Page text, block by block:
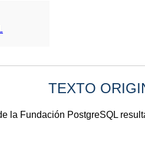
TEXTO
la Fundación PostgreSQL